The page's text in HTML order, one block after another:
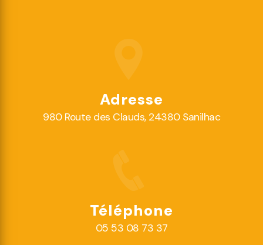
Adresse
980 Route des Clauds, 24380 Sanilhac
Téléphone
05 53 08 73 37